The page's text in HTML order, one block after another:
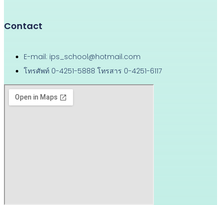
Contact
E-mail: ips_school@hotmail.com
โทรศัพท์ 0-4251-5888 โทรสาร 0-4251-6117